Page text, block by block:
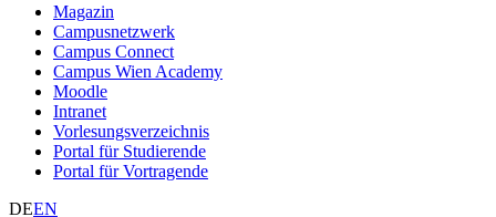
Magazin
Campusnetzwerk
Campus Connect
Campus Wien Academy
Moodle
Intranet
Vorlesungsverzeichnis
Portal für Studierende
Portal für Vortragende
DEEN